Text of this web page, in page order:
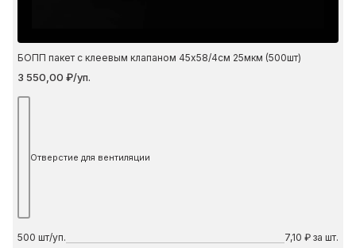
БОПП пакет с клеевым клапаном 45х58/4см 25мкм (500шт)
3 550,00 ₽/уп.
Отверстие для вентиляции
500 шт/уп. 7,10 ₽ за шт.